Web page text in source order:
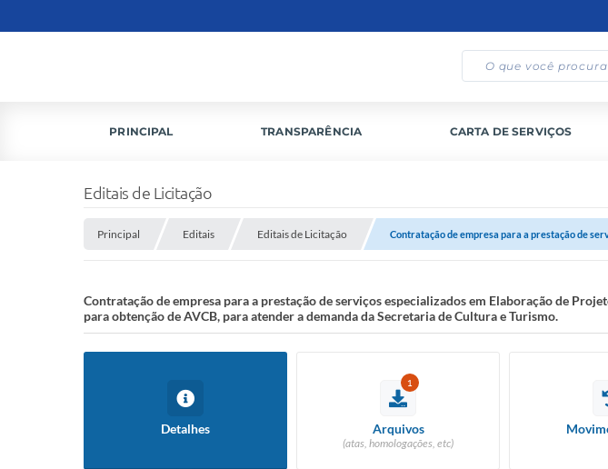
PRINCIPAL TRANSPARÊNCIA CARTA DE SERVIÇOS
Editais de Licitação
Principal Editais Editais de Licitação Contratação de empresa para a prestação de
Contratação de empresa para a prestação de serviços especializados em Elaboração de
para obtenção de AVCB, para atender a demanda da Secretaria de Cultura e Turismo.
Detalhes
1
Arquivos
(atas, homologações, etc)